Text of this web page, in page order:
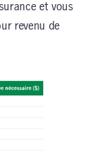
et vous
revenu de